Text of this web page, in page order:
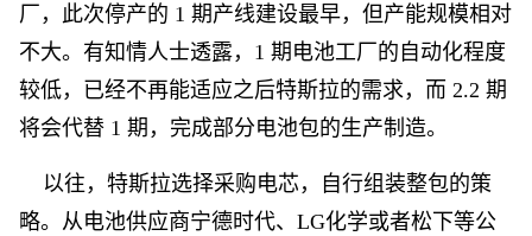
厂，此次停产的 1 期产线建设最早，但产能规模相对
不大。有知情人士透露，1 期电池工厂的自动化程度
较低，已经不再能适应之后特斯拉的需求，而 2.2 期
将会代替 1 期，完成部分电池包的生产制造。
以往，特斯拉选择采购电芯，自行组装整包的策
略。从电池供应商宁德时代、LG化学或者松下等公